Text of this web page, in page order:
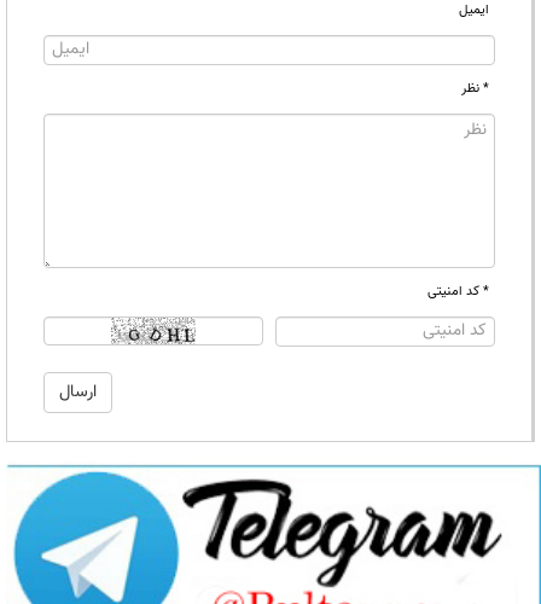
ایمیل
* نظر
* کد امنیتی